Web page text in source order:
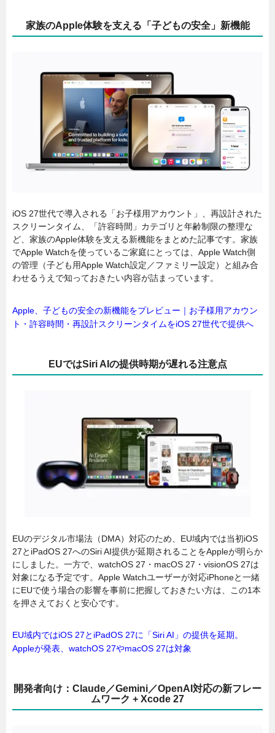
家族のApple体験を支える「子どもの安全」新機能
iOS 27世代で導入される「お子様用アカウント」、再設計された
スクリーンタイム、「許容時間」カテゴリと年齢制限の整理な
ど、家族のApple体験を支える新機能をまとめた記事です。家族
でApple Watchを使っているご家庭にとっては、Apple Watch側
の管理（子ども用Apple Watch設定／ファミリー設定）と組み合
わせるうえで知っておきたい内容が詰まっています。
Apple、子どもの安全の新機能をプレビュー｜お子様用アカウン
ト・許容時間・再設計スクリーンタイムをiOS 27世代で提供へ
EUではSiri AIの提供時期が遅れる注意点
EUのデジタル市場法（DMA）対応のため、EU域内では当初iOS
27とiPadOS 27へのSiri AI提供が延期されることをAppleが明らか
にしました。一方で、watchOS 27・macOS 27・visionOS 27は
対象になる予定です。Apple Watchユーザーが対応iPhoneと一緒
にEUで使う場合の影響を事前に把握しておきたい方は、この1本
を押さえておくと安心です。
EU域内ではiOS 27とiPadOS 27に「Siri AI」の提供を延期。
Appleが発表、watchOS 27やmacOS 27は対象
開発者向け：Claude／Gemini／OpenAI対応の新フレー
ムワーク + Xcode 27